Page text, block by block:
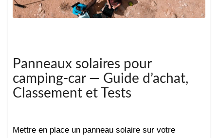
Panneaux solaires pour
camping-car — Guide d’achat,
Classement et Tests
Mettre en place un panneau solaire sur votre